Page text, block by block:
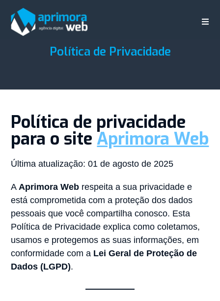
Política de Privacidade
Política de privacidade
para o siteAprimora Web
Última atualização: 01 de agosto de 2025
AAprimora Web respeita a sua privacidade e
está comprometida com a proteção dos dados
pessoais que você compartilha conosco. Esta
Política de Privacidade explica como coletamos,
usamos e protegemos as suas informações, em
conformidade com a Lei Geral de Proteção de
Dados (LGPD).